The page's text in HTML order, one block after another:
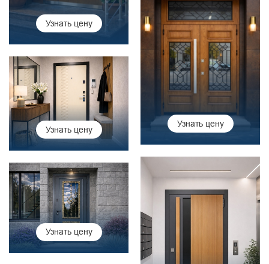
Узнать цену
Узнать цену
Узнать цену
Узнать цену